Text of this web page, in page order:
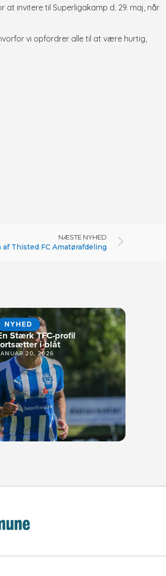
at invitere til Superligakamp d. 29. maj, når
vi opfordrer alle til at være hurtig,
NÆSTE NYHED
Thisted FC Amatørafdeling
NYHED
Stærk TFC-profil
i blåt
20, 2026